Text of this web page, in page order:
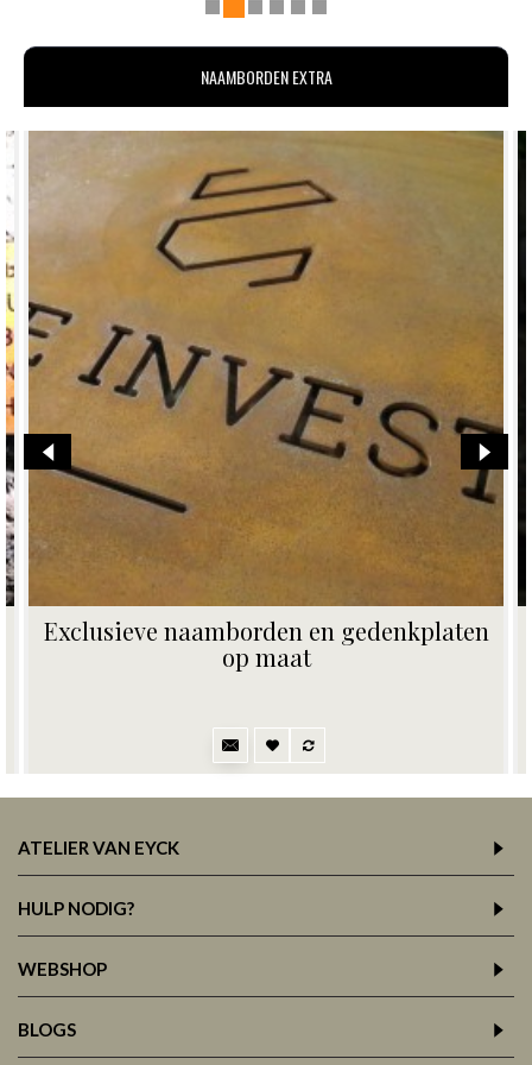
NAAMBORDEN EXTRA
gedenkplaten
Vervangplaatje voor
naamplaatjes en zwarte
ATELIER VAN EYCK
HULP NODIG?
WEBSHOP
BLOGS